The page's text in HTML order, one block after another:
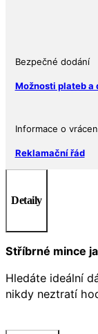
Bezpečné dodání
Možnosti plateb a
Informace o
Reklamační řád
Detaily
Stříbrné mince
Hledáte ideální
nikdy neztratí